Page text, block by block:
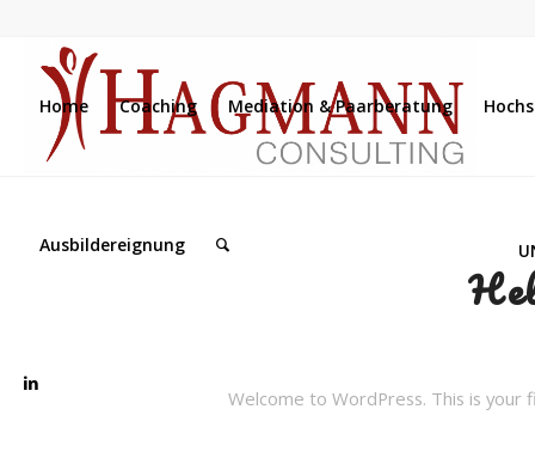
Home Coaching Mediation & Paarberatung
Ausbildereignung
Welcome to WordPress. This is